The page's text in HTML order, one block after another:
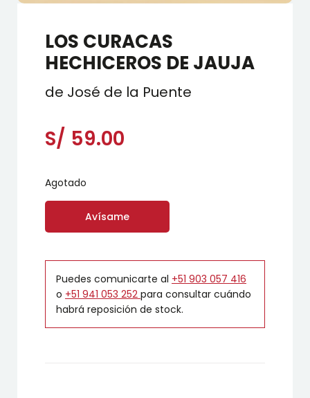
LOS CURACAS
HECHICEROS DE JAUJA
de José de la Puente
S/ 59.00
Agotado
Avísame
Puedes comunicarte al +51 903 057 416
o +51 941 053 252 para consultar cuándo
habrá reposición de stock.